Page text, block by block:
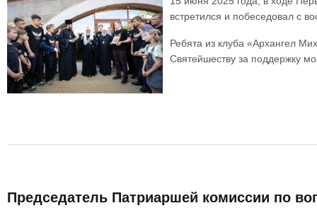
встретился и побеседовал с
Ребята из клуба «Архангел
Святейшеству за поддержку
Председатель Патриаршей комиссии по